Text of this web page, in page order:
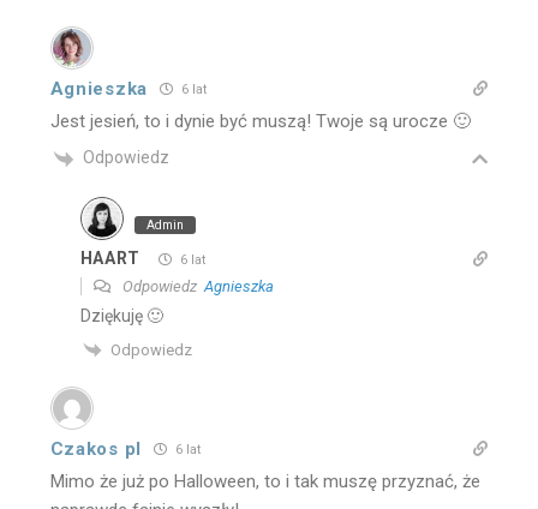
Agnieszka 6 lat
Jest jesień, to i dynie być muszą! Twoje są urocze 🙂
Odpowiedz
Admin
HAART 6 lat
Odpowiedz Agnieszka
Dziękuję 🙂
Odpowiedz
Czakos pl 6 lat
Mimo że już po Halloween, to i tak muszę przyznać, że